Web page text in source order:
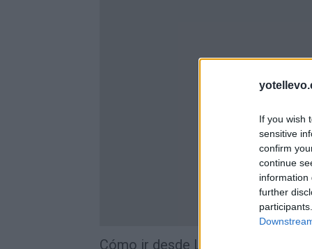
If you wish
sensitive
confirm
continue
information
further
Cómo ir desde La Vall D'en Bas a